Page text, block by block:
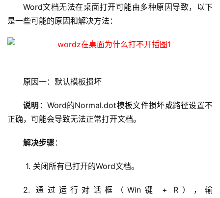
Word文档无法在桌面打开可能由多种原因导致，以下
是一些可能的原因和解决方法：
原因一：默认模板损坏
说明 ：Word的Normal.dot模板文件损坏或路径设置不
正确，可能会导致无法正常打开文档。
解决步骤 ：
1. 关闭所有已打开的Word文档。
2. 通过运行对话框（Win键 + R），输